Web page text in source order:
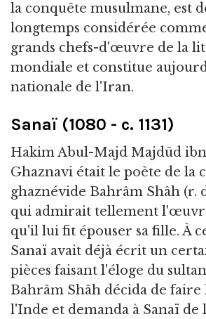
la conquête musulmane, est
longtemps considérée
grands chefs-d'œuvre de la
mondiale et constitue
nationale de l'Iran.
Sanaï (1080 - c. 1131)
Hakim Abul-Majd Majdūd
Ghaznavi était le poète de la
ghaznévide Bahrâm Shâh (r. de
qui admirait tellement
qu'il lui fit épouser sa fille. À
Sanaï avait déjà écrit un
pièces faisant l'éloge du
Bahrâm Shâh décida de faire
l'Inde et demanda à Sanaï de